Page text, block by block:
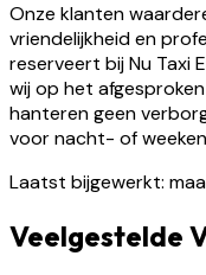
Onze klanten
vriendelijkheid en
reserveert bij Nu Taxi
wij op het
hanteren geen
voor nacht- of
Laatst bijgewerkt:
Veelgestelde